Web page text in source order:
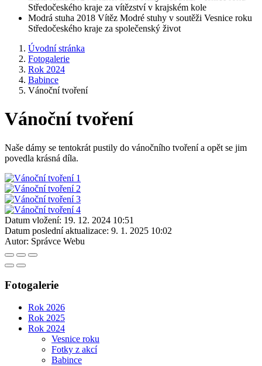
Středočeského kraje za vítězství v krajském kole
Modrá stuha 2018 Vítěz Modré stuhy v soutěži Vesnice roku
Středočeského kraje za společenský život
Úvodní stránka
Fotogalerie
Rok 2024
Babince
Vánoční tvoření
Vánoční tvoření
Naše dámy se tentokrát pustily do vánočního tvoření a opět se jim
povedla krásná díla.
Datum vložení: 19. 12. 2024 10:51
Datum poslední aktualizace: 9. 1. 2025 10:02
Autor: Správce Webu
Fotogalerie
Rok 2026
Rok 2025
Rok 2024
Vesnice roku
Fotky z akcí
Babince